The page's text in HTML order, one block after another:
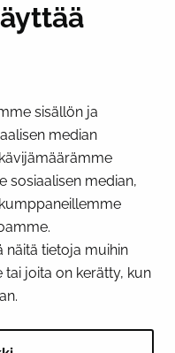
sisällön ja
median
sosiaalisen median,
tietoja muihin
tai joita on kerätty, kun
MEDIA